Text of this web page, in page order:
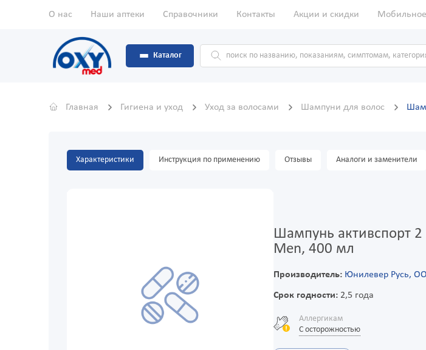
О нас Наши аптеки Справочники Контакты Акции и скидки
Каталог
Главная Гигиена и уход Уход за волосами Шампуни для волос
Характеристики Инструкция по применению Отзывы Аналоги и заменители
Шампунь активспорт 2
Men, 400 мл
Производитель: Юнилевер Русь,
Срок годности:2,5 года
Аллергикам
С осторожностью